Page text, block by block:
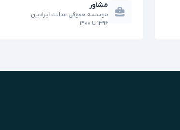
مشاور
موسسه حقوقی عدالت ایرانیان
۱۳۹۶ تا ۱۴۰۰